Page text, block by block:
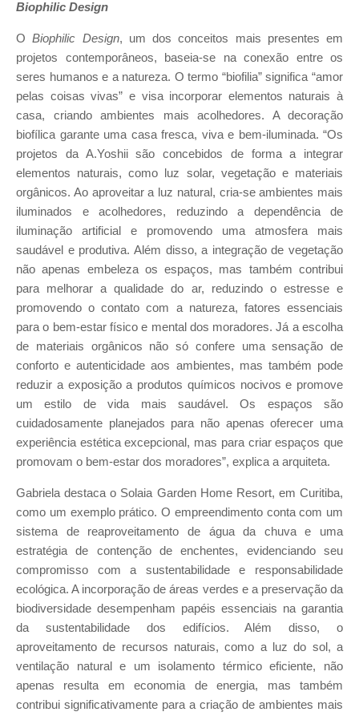
Biophilic Design
OBiophilic Design, um dos conceitos mais presentes em
projetos contemporâneos, baseia-se na conexão entre os
seres humanos e a natureza. O termo “biofilia” significa “amor
pelas coisas vivas” e visa incorporar elementos naturais à
casa, criando ambientes mais acolhedores. A decoração
biofílica garante uma casa fresca, viva e bem-iluminada. “Os
projetos da A.Yoshii são concebidos de forma a integrar
elementos naturais, como luz solar, vegetação e materiais
orgânicos. Ao aproveitar a luz natural, cria-se ambientes mais
iluminados e acolhedores, reduzindo a dependência de
iluminação artificial e promovendo uma atmosfera mais
saudável e produtiva. Além disso, a integração de vegetação
não apenas embeleza os espaços, mas também contribui
para melhorar a qualidade do ar, reduzindo o estresse e
promovendo o contato com a natureza, fatores essenciais
para o bem-estar físico e mental dos moradores. Já a escolha
de materiais orgânicos não só confere uma sensação de
conforto e autenticidade aos ambientes, mas também pode
reduzir a exposição a produtos químicos nocivos e promove
um estilo de vida mais saudável. Os espaços são
cuidadosamente planejados para não apenas oferecer uma
experiência estética excepcional, mas para criar espaços que
promovam o bem-estar dos moradores”, explica a arquiteta.
Gabriela destaca o Solaia Garden Home Resort, em Curitiba,
como um exemplo prático. O empreendimento conta com um
sistema de reaproveitamento de água da chuva e uma
estratégia de contenção de enchentes, evidenciando seu
compromisso com a sustentabilidade e responsabilidade
ecológica. A incorporação de áreas verdes e a preservação da
biodiversidade desempenham papéis essenciais na garantia
da sustentabilidade dos edifícios. Além disso, o
aproveitamento de recursos naturais, como a luz do sol, a
ventilação natural e um isolamento térmico eficiente, não
apenas resulta em economia de energia, mas também
contribui significativamente para a criação de ambientes mais